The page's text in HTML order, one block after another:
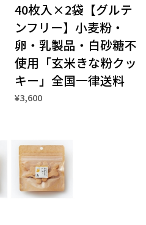
40枚入×2袋【グルテ
ンフリー】小麦粉・
卵・乳製品・白砂糖不
使用「玄米きな粉クッ
キー」全国一律送料
¥3,600